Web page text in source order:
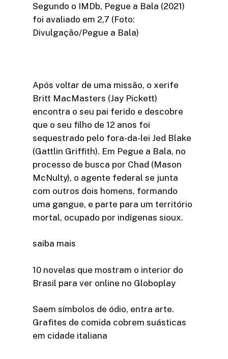
Segundo o IMDb, Pegue a Bala (2021)
foi avaliado em 2,7 (Foto:
Divulgação/Pegue a Bala)
Após voltar de uma missão, o xerife
Britt MacMasters (Jay Pickett)
encontra o seu pai ferido e descobre
que o seu filho de 12 anos foi
sequestrado pelo fora-da-lei Jed Blake
(Gattlin Griffith). Em Pegue a Bala, no
processo de busca por Chad (Mason
McNulty), o agente federal se junta
com outros dois homens, formando
uma gangue, e parte para um território
mortal, ocupado por indígenas sioux.
saiba mais
10 novelas que mostram o interior do
Brasil para ver online no Globoplay
Saem símbolos de ódio, entra arte.
Grafites de comida cobrem suásticas
em cidade italiana